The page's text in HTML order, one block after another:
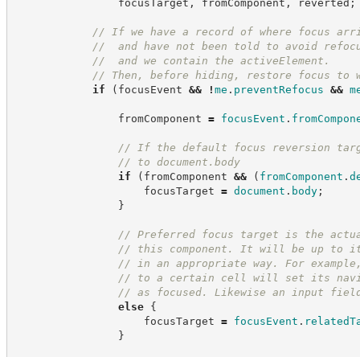
focusTarget , fromComponent , reverted ;
// If we have a record of where focus
// and have not been told to avoid
// and we contain the activeElement.
// Then, before hiding, restore focus to
if
( focusEvent && ! me . preventRefocus &&
fromComponent = focusEvent .
// If the default focus reversion
// to document.body
if
( fromComponent && ( fromComponent .
focusTarget = document . body;
}
// Preferred focus target is the
// this component. It will be up to
// in an appropriate way. For
// to a certain cell will set its
// as focused. Likewise an input
else
{
focusTarget = focusEvent .
}